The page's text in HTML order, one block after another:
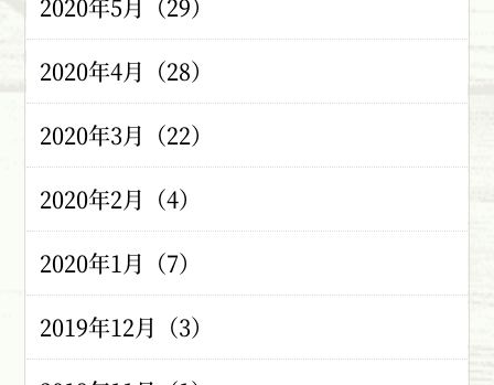
2020年5月（29）
2020年4月（28）
2020年3月（22）
2020年2月（4）
2020年1月（7）
2019年12月（3）